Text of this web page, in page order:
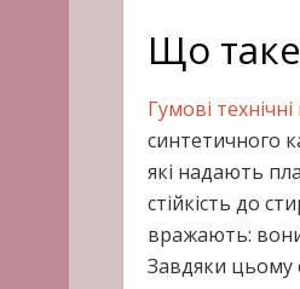
Що таке
Гумові
синтетичного
які надають
стійкість до
вражають: вони
Завдяки цьому